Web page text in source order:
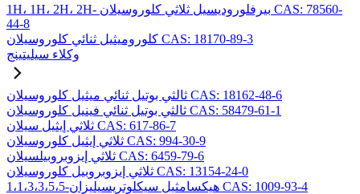
1H، 1H، 2H، 2H- بيرفلوروديسيل ثلاثي كلوروسيلان CAS: 78560-
44-8
كلوروميثيل ثنائي كلوروسيلان CAS: 18170-89-3
وكلاء سيليتينج
ثالثي بوتيل ثنائي ميثيل كلوروسيلان CAS: 18162-48-6
ثالثي بوتيل ثنائي فينيل كلوروسيلان CAS: 58479-61-1
ثلاثي إيثيل سيلان CAS: 617-86-7
ثلاثي إيثيل كلوروسيلان CAS: 994-30-9
ثلاثي إيزوبروبيلسيلان CAS: 6459-79-6
ثلاثي إيزوبروبيل كلوروسيلان CAS: 13154-24-0
1،1،3،3،5،5-هيكسامثيل سيكلوتريسيليزان CAS: 1009-93-4